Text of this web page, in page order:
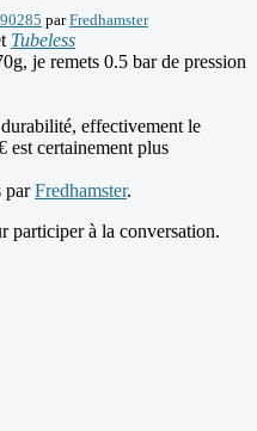
parFredhamster
Tubeless
je remets 0.5 bar de pression
effectivement le
est certainement plus
parFredhamster.
participer à la conversation.